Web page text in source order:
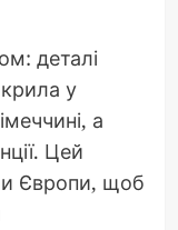
деталі
у
а
Цей
Європи, щоб